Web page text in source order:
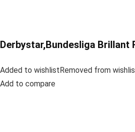
Derbystar,Bundesliga Brillant
Added to wishlistRemoved from
Add to compare